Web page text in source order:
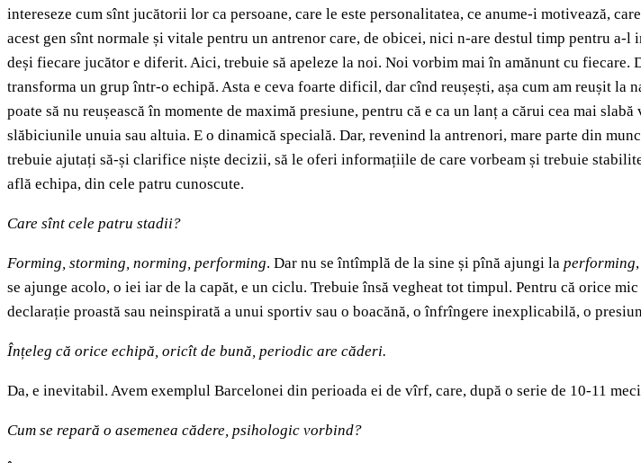
intereseze cum sînt jucătorii lor ca persoane, care le este personalitatea, ce anume-i motivează,
acest gen sînt normale și vitale pentru un antrenor care, de obicei, nici n-are destul timp pentru
deși fiecare jucător e diferit. Aici, trebuie să apeleze la noi. Noi vorbim mai în amănunt cu fiecare.
transforma un grup într-o echipă. Asta e ceva foarte dificil, dar cînd reușești, așa cum am reușit
poate să nu reușească în momente de maximă presiune, pentru că e ca un lanț a cărui cea mai
slăbiciunile unuia sau altuia. E o dinamică specială. Dar, revenind la antrenori, mare parte din
trebuie ajutați să-și clarifice niște decizii, să le oferi informațiile de care vorbeam și trebuie
află echipa, din cele patru cunoscute.
Care sînt cele patru stadii?
Forming, storming, norming, performing. Dar nu se întîmplă de la sine și pînă ajungi la performing
se ajunge acolo, o iei iar de la capăt, e un ciclu. Trebuie însă vegheat tot timpul. Pentru că orice
declarație proastă sau neinspirată a unui sportiv sau o boacănă, o înfrîngere inexplicabilă, o
Înțeleg că orice echipă, oricît de bună, periodic are căderi.
Da, e inevitabil. Avem exemplul Barcelonei din perioada ei de vîrf, care, după o serie de 10-11
Cum se repară o asemenea cădere, psihologic vorbind?